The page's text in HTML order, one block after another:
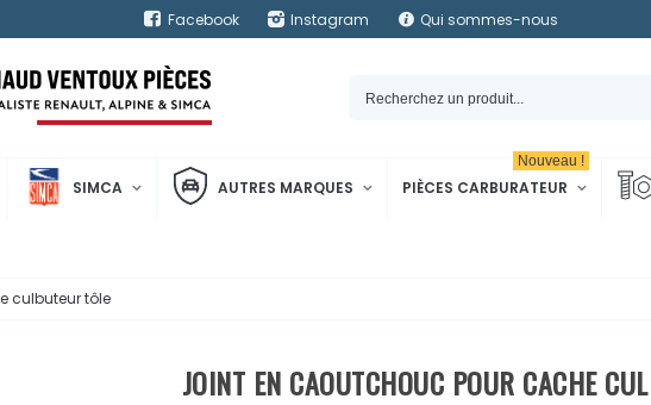
Facebook Instagram Qui sommes-nous
SIMCA AUTRES MARQUES PIÈCES CARBURATEUR
Nouveau !
culbuteur tôle
JOINT EN CAOUTCHOUC POUR CACHE